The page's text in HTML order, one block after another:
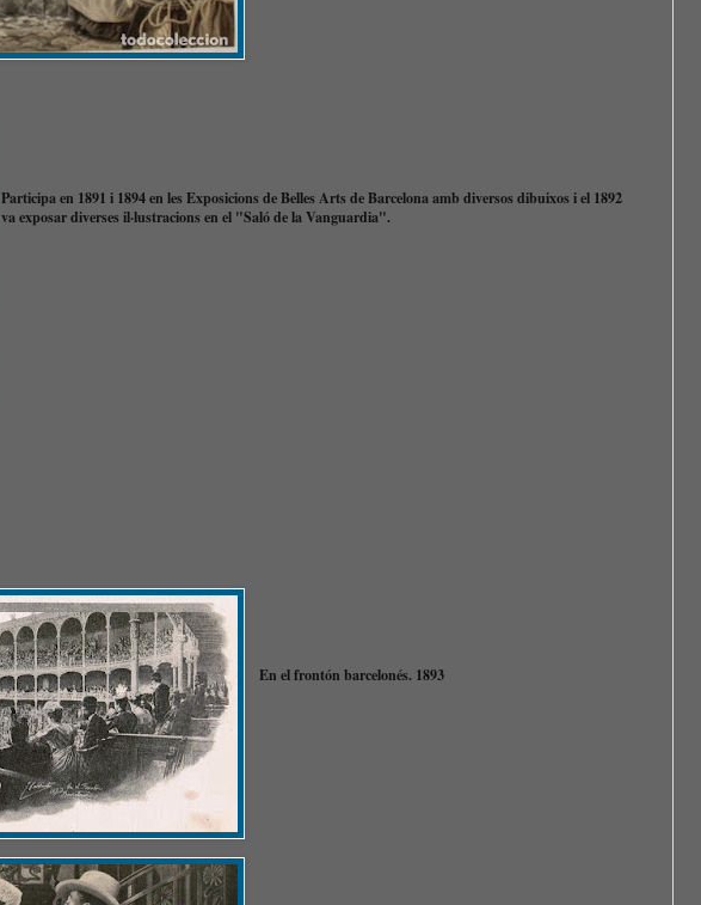
Participa en 1891 i 1894 en les Exposicions de Belles Arts de Barcelona amb diversos dibuixos i el 1892
va exposar diverses il·lustracions en el "Saló de la Vanguardia".
En el frontón barcelonés. 1893